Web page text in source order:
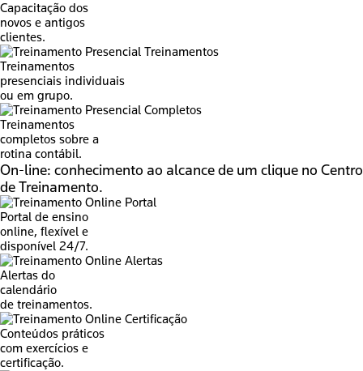
Capacitação dos
novos e antigos
clientes.
Treinamentos
presenciais individuais
ou em grupo.
Treinamentos
completos sobre a
rotina contábil.
On-line: conhecimento ao alcance de um clique no Centro
de Treinamento.
Portal de ensino
online, flexível e
disponível 24/7.
Alertas do
calendário
de treinamentos.
Conteúdos práticos
com exercícios e
certificação.